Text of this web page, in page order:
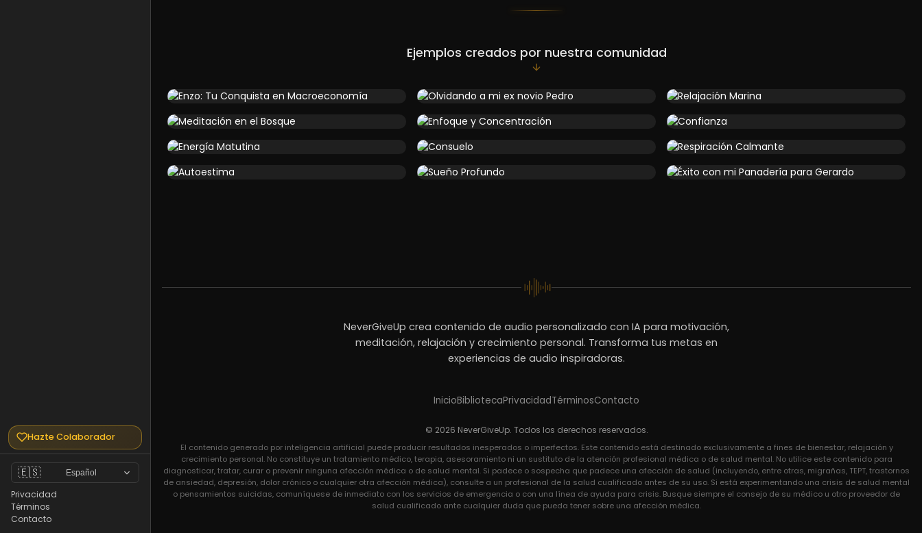
Hazte Colaborador
🇪🇸 Español
Privacidad
Términos
Contacto
Ejemplos creados por nuestra comunidad
NeverGiveUp crea contenido de audio personalizado con IA para motivación,
meditación, relajación y crecimiento personal. Transforma tus metas en
experiencias de audio inspiradoras.
InicioBibliotecaPrivacidadTérminosContacto
© 2026 NeverGiveUp. Todos los derechos reservados.
El contenido generado por inteligencia artificial puede producir resultados inesperados o imperfectos. Este contenido está destinado exclusivamente a fines de bienestar, relajación y
crecimiento personal. No constituye un tratamiento médico, terapia, asesoramiento ni un sustituto de la atención profesional médica o de salud mental. No utilice este contenido para
diagnosticar, tratar, curar o prevenir ninguna afección médica o de salud mental. Si padece o sospecha que padece una afección de salud (incluyendo, entre otras, migrañas, TEPT, trastornos
de ansiedad, depresión, dolor crónico o cualquier otra afección médica), consulte a un profesional de la salud cualificado antes de su uso. Si está experimentando una crisis de salud mental
o pensamientos suicidas, comuníquese de inmediato con los servicios de emergencia o con una línea de ayuda para crisis. Busque siempre el consejo de su médico u otro proveedor de
salud cualificado ante cualquier duda que pueda tener sobre una afección médica.